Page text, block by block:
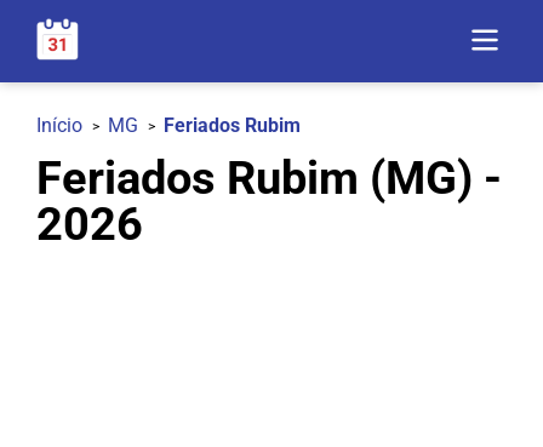
Início MG Feriados Rubim
Feriados Rubim (MG) -
2026